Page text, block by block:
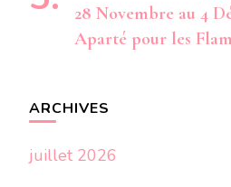
28 Novembre au 4
Aparté pour les
ARCHIVES
juillet 2026